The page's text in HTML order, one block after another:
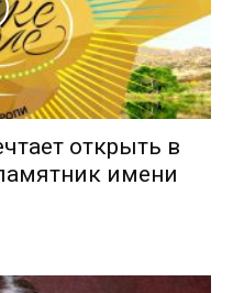
открыть в
имени